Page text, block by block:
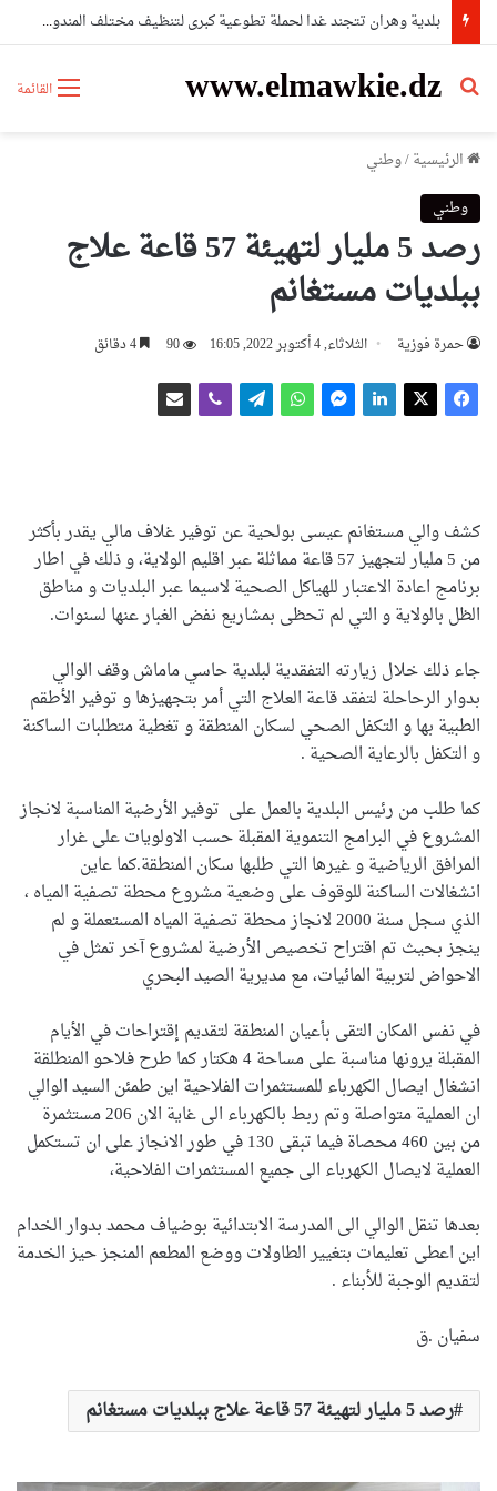
بلدية وهران تتجند غدا لحملة تطوعية كبرى لتنظيف مختلف المندوبيات
القائمة www.elmawkie.dz
بحث عن
الرئيسية/وطني
وطني
رصد 5 مليار لتهيئة 57 قاعة علاج
ببلديات مستغانم
حمرة فوزية الثلاثاء, 4 أكتوبر 2022, 16:05 90
كشف والي مستغانم عيسى بولحية عن توفير غلاف مالي يقدر بأكثر
من 5 مليار لتجهيز 57 قاعة مماثلة عبر اقليم الولاية، و ذلك في اطار
برنامج اعادة الاعتبار للهياكل الصحية لاسيما عبر البلديات و مناطق
الظل بالولاية و التي لم تحظى بمشاريع نفض الغبار عنها لسنوات.
جاء ذلك خلال زيارته التفقدية لبلدية حاسي ماماش وقف الوالي
بدوار الرحاحلة لتفقد قاعة العلاج التي أمر بتجهيزها و توفير الأطقم
الطبية بها و التكفل الصحي لسكان المنطقة و تغطية متطلبات الساكنة
و التكفل بالرعاية الصحية .
كما طلب من رئيس البلدية بالعمل على توفير الأرضية المناسبة لانجاز
المشروع في البرامج التنموية المقبلة حسب الاولويات على غرار
المرافق الرياضية و غيرها التي طلبها سكان المنطقة.كما عاين
انشغالات الساكنة للوقوف على وضعية مشروع محطة تصفية المياه ،
الذي سجل سنة 2000 لانجاز محطة تصفية المياه المستعملة و لم
ينجز بحيث تم اقتراح تخصيص الأرضية لمشروع آخر تمثل في
الاحواض لتربية المائيات، مع مديرية الصيد البحري
في نفس المكان التقى بأعيان المنطقة لتقديم إقتراحات في الأيام
المقبلة يرونها مناسبة على مساحة 4 هكتار كما طرح فلاحو المنطلقة
انشغال ايصال الكهرباء للمستثمرات الفلاحية اين طمئن السيد الوالي
ان العملية متواصلة وتم ربط بالكهرباء الى غاية الان 206 مستثمرة
من بين 460 محصاة فيما تبقى 130 في طور الانجاز على ان تستكمل
العملية لايصال الكهرباء الى جميع المستثمرات الفلاحية،
بعدها تنقل الوالي الى المدرسة الابتدائية بوضياف محمد بدوار الخدام
اين اعطى تعليمات بتغيير الطاولات ووضع المطعم المنجز حيز الخدمة
لتقديم الوجبة للأبناء .
سفيان .ق
رصد 5 مليار لتهيئة 57 قاعة علاج ببلديات مستغانم